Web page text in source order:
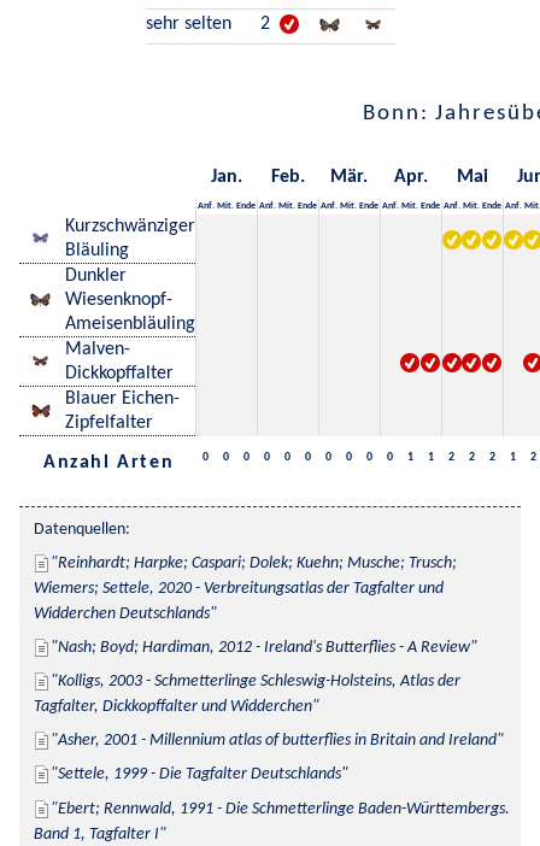
sehr selten
2
Bonn:
Jan. Feb. Mär. Apr. Mai
Anf. Mit. Ende Anf. Mit. Ende Anf. Mit. Ende Anf. Mit. Ende Anf. Mit. Ende Anf. Mit.
Kurzschwänziger
Bläuling
Dunkler
Wiesenknopf-
Ameisenbläuling
Malven-
Dickkopffalter
Blauer Eichen-
Zipfelfalter
Anzahl Arten 0 0 0 0 0 0 0 0 0 0 1 1 2 2 2 1 2
Datenquellen:
Reinhardt; Harpke; Caspari; Dolek; Kuehn; Musche; Trusch;
Wiemers; Settele, 2020 - Verbreitungsatlas der Tagfalter und
Widderchen Deutschlands
Nash; Boyd; Hardiman, 2012 - Ireland's Butterflies - A Review
Kolligs, 2003 - Schmetterlinge Schleswig-Holsteins, Atlas der
Tagfalter, Dickkopffalter und Widderchen
Asher, 2001 - Millennium atlas of butterflies in Britain and Ireland
Settele, 1999 - Die Tagfalter Deutschlands
Ebert; Rennwald, 1991 - Die Schmetterlinge Baden-Württembergs.
Band 1, Tagfalter I